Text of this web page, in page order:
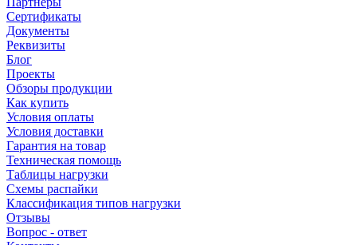
Сертификаты
Документы
Реквизиты
Блог
Проекты
Обзоры продукции
Как купить
Условия оплаты
Условия доставки
Гарантия на товар
Техническая помощь
Таблицы нагрузки
Схемы распайки
Классификация типов нагрузки
Отзывы
Вопрос - ответ